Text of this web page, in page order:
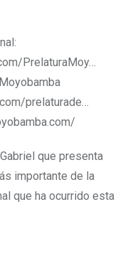
PrelaturaMoy…
prelaturade…
que presenta
importante de la
que ha ocurrido esta